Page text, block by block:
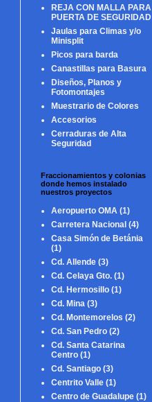
REJA CON MALLA PARA
PUERTA DE SEGURIDAD
Jaulas para Climas y/o
Minisplit
Picos para barda
Canastillas para Basura
Diseños, Planos y
Fotomontajes
Muestrario de Colores
Accesorios
Cerraduras de Alta
Seguridad
Fraccionamientos y colonias
donde hemos instalado
nuestros proyectos
Aeropuerto OMA (1)
Carretera Nacional (4)
Casa Simón de Betánia
(1)
Cd. Allende (3)
Cd. Celaya Gto. (1)
Cd. Hermosillo (1)
Cd. Mina (3)
Cd. Montemorelos (2)
Cd. San Pedro (2)
Cd. Santa Catarina
Centro (1)
Cd. Santiago (3)
Centrito Valle (1)
Centro de Guadalupe (1)